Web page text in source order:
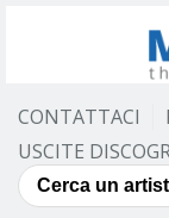
CONTATTACI
USCITE